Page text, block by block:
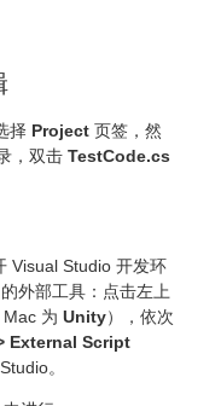
择 Project 页签，然
，双击 TestCode.cs
Visual Studio 开发环
外部工具：点击左上
Mac 为 Unity），依次
External Script
。